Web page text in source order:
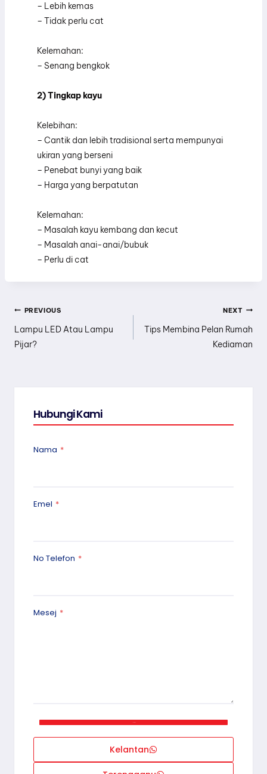
– Lebih kemas
– Tidak perlu cat
Kelemahan:
– Senang bengkok
2) Tingkap kayu
Kelebihan:
– Cantik dan lebih tradisional serta mempunyai
ukiran yang berseni
– Penebat bunyi yang baik
– Harga yang berpatutan
Kelemahan:
– Masalah kayu kembang dan kecut
– Masalah anai-anai/bubuk
– Perlu di cat
Post
Navigation
PREVIOUS
Lampu LED Atau Lampu
Pijar?
NEXT
Tips Membina Pelan Rumah
Kediaman
Hubungi Kami
Nama *
Emel *
No Telefon *
Mesej *
Kelantan